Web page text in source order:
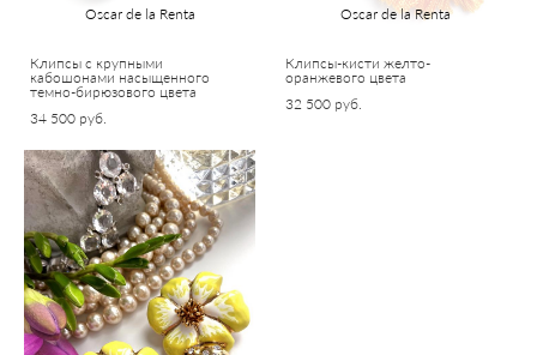
Oscar de la Renta
Клипсы с крупными
кабошонами насыщенного
темно-бирюзового цвета
34 500 pуб.
Oscar de la Renta
Клипсы-кисти желто-
оранжевого цвета
32 500 pуб.